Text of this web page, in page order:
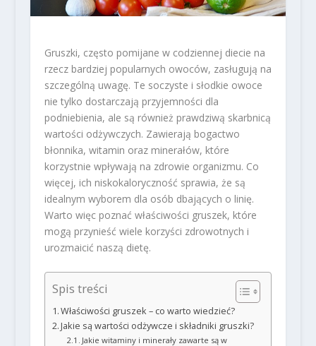
Gruszki, często pomijane w codziennej diecie na
rzecz bardziej popularnych owoców, zasługują na
szczególną uwagę. Te soczyste i słodkie owoce
nie tylko dostarczają przyjemności dla
podniebienia, ale są również prawdziwą skarbnicą
wartości odżywczych. Zawierają bogactwo
błonnika, witamin oraz minerałów, które
korzystnie wpływają na zdrowie organizmu. Co
więcej, ich niskokaloryczność sprawia, że są
idealnym wyborem dla osób dbających o linię.
Warto więc poznać właściwości gruszek, które
mogą przynieść wiele korzyści zdrowotnych i
urozmaicić naszą dietę.
Spis treści
Właściwości gruszek – co warto wiedzieć?
Jakie są wartości odżywcze i składniki gruszki?
Jakie witaminy i minerały zawarte są w